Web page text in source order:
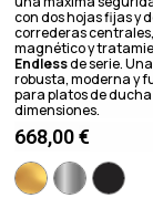
con dos hojas fijas y
correderas
magnético y
Endlessde serie.
robusta, moderna y
para platos de
dimensiones.
668,00€